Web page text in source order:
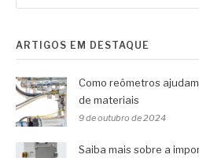
ARTIGOS EM DESTAQUE
Como reômetros
de materiais
9 de outubro de 2024
Saiba mais sobre a